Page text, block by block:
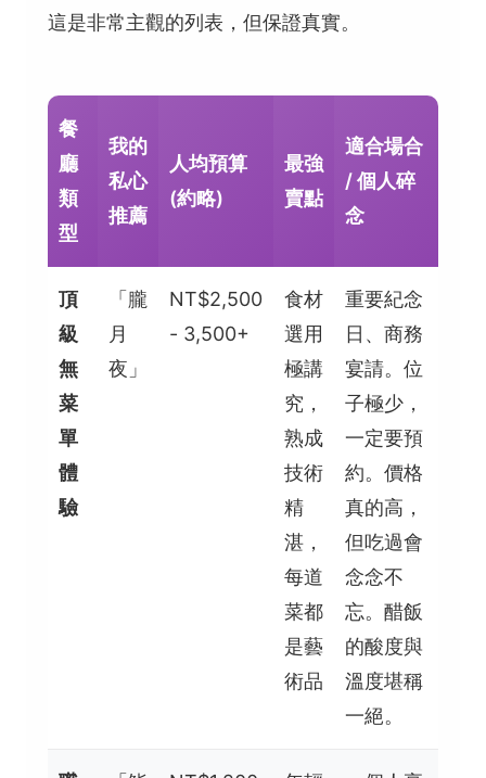
這是非常主觀的列表，但保證真實。
餐
廳
類
型
我的
私心
推薦
人均預算
(約略)
最強
賣點
適合場合
/ 個人碎
念
頂
級
無
菜
單
體
驗
「朧
月
夜」
NT$2,500
- 3,500+
食材
選用
極講
究，
熟成
技術
精
湛，
每道
菜都
是藝
術品
重要紀念
日、商務
宴請。位
子極少，
一定要預
約。價格
真的高，
但吃過會
念念不
忘。醋飯
的酸度與
溫度堪稱
一絕。